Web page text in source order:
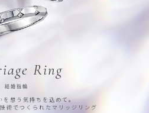
Ring
結婚指輪
を想う気持ちを込めて。
術でつくられたマリッジリング